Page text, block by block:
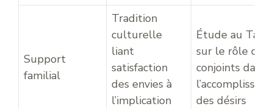
Support
familial
Tradition
culturelle
liant
satisfaction
des envies à
l’implication
Étude au
sur le rôle des
conjoints dans
des désirs